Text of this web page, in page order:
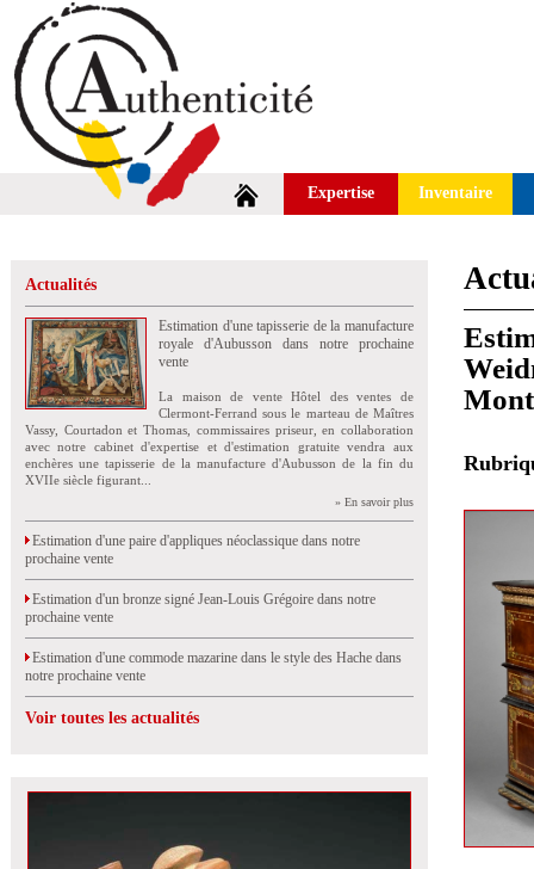
Expertise Inventaire
Actualités
Estimation d'une tapisserie de la manufacture
royale d'Aubusson dans notre prochaine
vente
La maison de vente Hôtel des ventes de
Clermont-Ferrand sous le marteau de Maîtres
Vassy, Courtadon et Thomas, commissaires priseur, en collaboration
avec notre cabinet d'expertise et d'estimation gratuite vendra aux
enchères une tapisserie de la manufacture d'Aubusson de la fin du
XVIIe siècle figurant...
» En savoir plus
Estimation d'une paire d'appliques néoclassique dans notre
prochaine vente
Estimation d'un bronze signé Jean-Louis Grégoire dans notre
prochaine vente
Estimation d'une commode mazarine dans le style des Hache dans
notre prochaine vente
Voir toutes les actualités